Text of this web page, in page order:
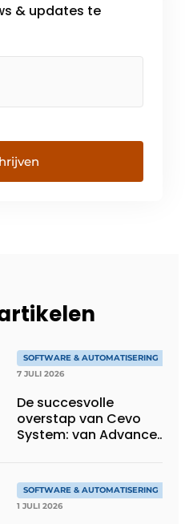
& updates te
SOFTWARE & AUTOMATISERING
7 JULI 2026
De succesvolle
overstap van Cevo
System: van Advance
SOFTWARE & AUTOMATISERING
1 JULI 2026